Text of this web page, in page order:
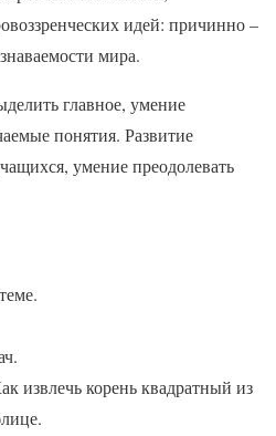
идей: причинно –
мира.
главное, умение
понятия. Развитие
умение преодолевать
извлечь корень квадратный из